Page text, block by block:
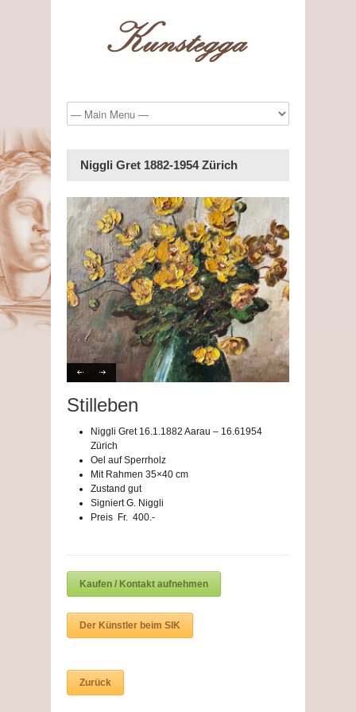
Niggli Gret 1882-1954 Zürich
Stilleben
Niggli Gret 16.1.1882 Aarau – 16.61954
Zürich
Oel auf Sperrholz
Mit Rahmen 35×40 cm
Zustand gut
Signiert G. Niggli
Preis Fr. 400.-
Kaufen / Kontakt aufnehmen
Der Künstler beim SIK
Zurück